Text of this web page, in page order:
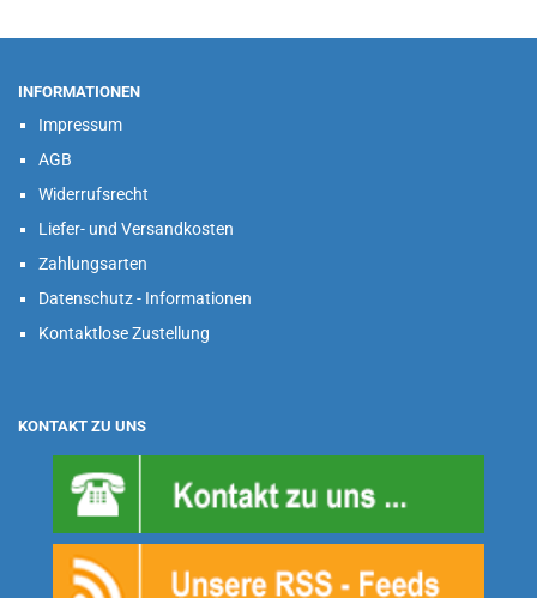
INFORMATIONEN
Impressum
AGB
Widerrufsrecht
Liefer- und Versandkosten
Zahlungsarten
Datenschutz - Informationen
Kontaktlose Zustellung
KONTAKT ZU UNS